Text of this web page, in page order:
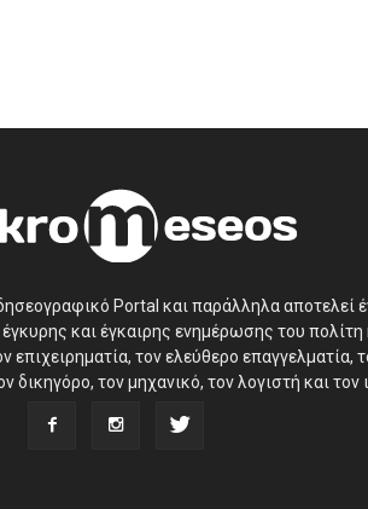
Portal και παράλληλα αποτελεί
και έγκαιρης ενημέρωσης του πολίτη
επιχειρηματία, τον ελεύθερο επαγγελματία,
δικηγόρο, τον μηχανικό, τον λογιστή και τον